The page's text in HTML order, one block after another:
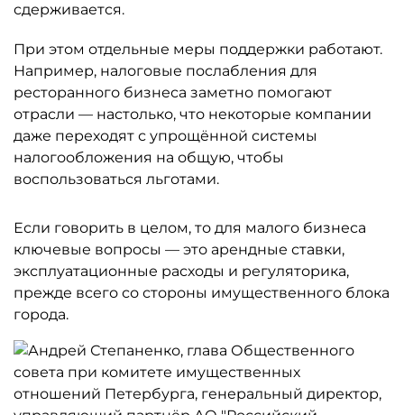
сдерживается.
При этом отдельные меры поддержки работают.
Например, налоговые послабления для
ресторанного бизнеса заметно помогают
отрасли — настолько, что некоторые компании
даже переходят с упрощённой системы
налогообложения на общую, чтобы
воспользоваться льготами.
Если говорить в целом, то для малого бизнеса
ключевые вопросы — это арендные ставки,
эксплуатационные расходы и регуляторика,
прежде всего со стороны имущественного блока
города.